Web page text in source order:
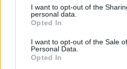
I want to opt-out of the
personal data.
Opted In
I want to opt-out of the Sale
Personal Data.
Opted In
Una temperatura que
caliente sanitaria y la
suficientemente calientes
residual a los espacios